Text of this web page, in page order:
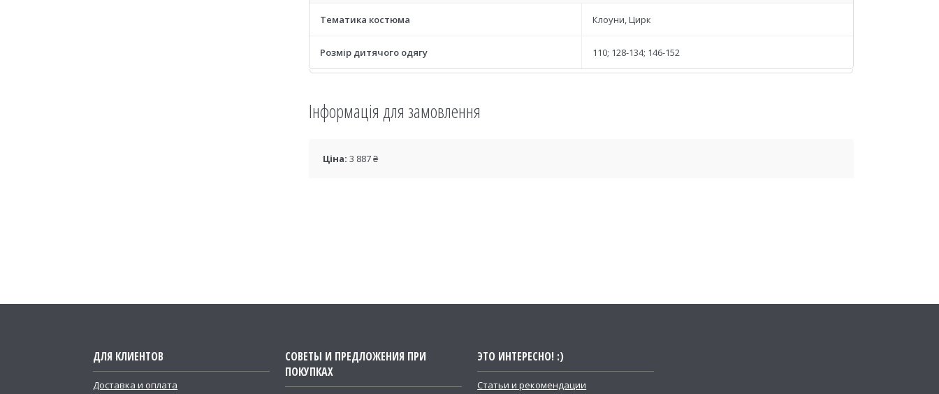
Тематика костюма Клоуни, Цирк
Розмір дитячого одягу 110; 128-134; 146-152
Інформація для замовлення
Ціна: 3 887 ₴
ДЛЯ КЛИЕНТОВ
Доставка и оплата
СОВЕТЫ И ПРЕДЛОЖЕНИЯ ПРИ
ПОКУПКАХ
ЭТО ИНТЕРЕСНО! :)
Статьи и рекомендации